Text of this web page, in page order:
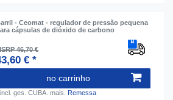
- Ceomat - regulador de pressão pequena
cápsulas de dióxido de carbono
46,70 €
€ *
no carrinho
incl. ges. CUBA. mais. Remessa